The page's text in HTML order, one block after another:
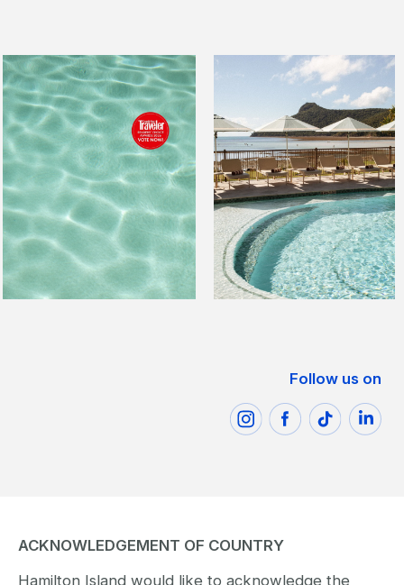
Follow us on
ACKNOWLEDGEMENT OF COUNTRY
Hamilton Island would like to acknowledge the